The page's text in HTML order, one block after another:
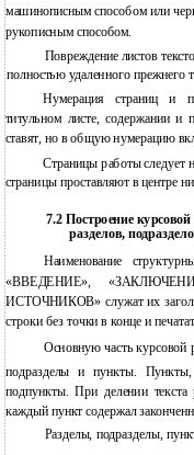
машинописным способом или
рукописным способом.
Повреждение листов
полностью удаленного прежнего
Нумерация страниц и
титульном листе, содержании и
ставят, но в общую нумерацию
Страницы работы следует
страницы проставляют в центре
7.2 Построение
разделов,
Наименование
«ВВЕДЕНИЕ»,
ИСТОЧНИКОВ» служат их
строки без точки в конце и
Основную часть курсовой
подразделы и пункты.
подпункты. При делении
каждый пункт содержал
Разделы, подразделы,